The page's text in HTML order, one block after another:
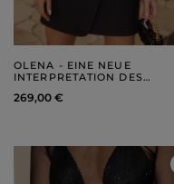
OLENA - EINE NEUE
INTERPRETATION DES
ANZUGS
269,00 €